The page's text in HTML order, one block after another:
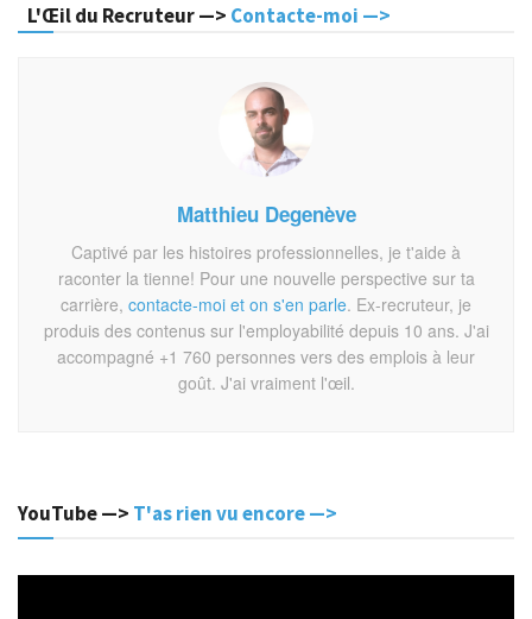
L'Œil du Recruteur —> Contacte-moi —>
Matthieu Degenève
Captivé par les histoires professionnelles, je t'aide à
raconter la tienne! Pour une nouvelle perspective sur ta
carrière, contacte-moi et on s'en parle. Ex-recruteur, je
produis des contenus sur l'employabilité depuis 10 ans. J'ai
accompagné +1 760 personnes vers des emplois à leur
goût. J'ai vraiment l'œil.
YouTube —> T'as rien vu encore —>